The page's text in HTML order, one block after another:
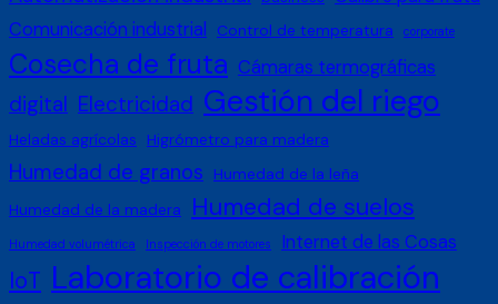
Comunicación industrial
Control de temperatura corporate
Cosecha de fruta Cámaras termográficas
digital Electricidad Gestión del riego
Heladas agrícolas Higrómetro para madera
Humedad de granos
Humedad de la leña
Humedad de la madera
Humedad de suelos
Humedad volumétrica Inspección de motores Internet de las Cosas
IoT Laboratorio de calibración